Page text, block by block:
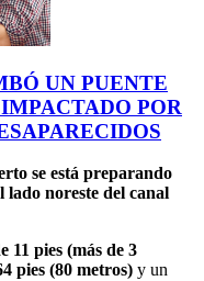
UN PUENTE
POR
se está preparando
lado noreste del canal
pies (más de 3
pies (80 metros) y un